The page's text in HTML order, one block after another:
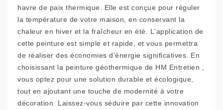
havre de paix thermique. Elle est conçue pour réguler
la température de votre maison, en conservant la
chaleur en hiver et la fraîcheur en été. L'application de
cette peinture est simple et rapide, et vous permettra
de réaliser des économies d'énergie significatives. En
choisissant la peinture géothermique de HM Entretien ,
vous optez pour une solution durable et écologique,
tout en ajoutant une touche de modernité à votre
décoration. Laissez-vous séduire par cette innovation